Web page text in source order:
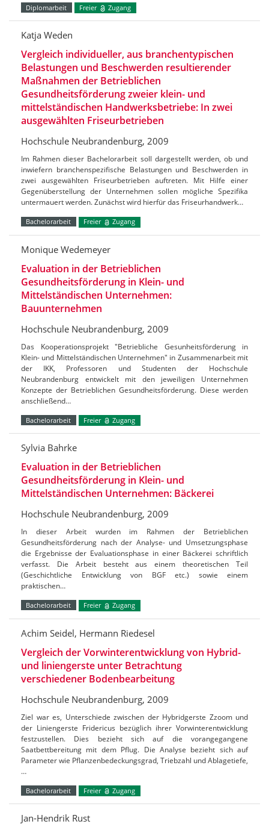
Diplomarbeit Freier Zugang
Katja Weden
Vergleich individueller, aus branchentypischen
Belastungen und Beschwerden resultierender
Maßnahmen der Betrieblichen
Gesundheitsförderung zweier klein- und
mittelständischen Handwerksbetriebe: In zwei
ausgewählten Friseurbetrieben
Hochschule Neubrandenburg, 2009
Im Rahmen dieser Bachelorarbeit soll dargestellt werden, ob und
inwiefern branchenspezifische Belastungen und Beschwerden in
zwei ausgewählten Friseurbetrieben auftreten. Mit Hilfe einer
Gegenüberstellung der Unternehmen sollen mögliche Spezifika
untermauert werden. Zunächst wird hierfür das Friseurhandwerk…
Bachelorarbeit Freier Zugang
Monique Wedemeyer
Evaluation in der Betrieblichen
Gesundheitsförderung in Klein- und
Mittelständischen Unternehmen:
Bauunternehmen
Hochschule Neubrandenburg, 2009
Das Kooperationsprojekt "Betriebliche Gesunheitsförderung in
Klein- und Mittelständischen Unternehmen" in Zusammenarbeit mit
der IKK, Professoren und Studenten der Hochschule
Neubrandenburg entwickelt mit den jeweiligen Unternehmen
Konzepte der Betrieblichen Gesundheitsförderung. Diese werden
anschließend…
Bachelorarbeit Freier Zugang
Sylvia Bahrke
Evaluation in der Betrieblichen
Gesundheitsförderung in Klein- und
Mittelständischen Unternehmen: Bäckerei
Hochschule Neubrandenburg, 2009
In dieser Arbeit wurden im Rahmen der Betrieblichen
Gesundheitsförderung nach der Analyse- und Umsetzungsphase
die Ergebnisse der Evaluationsphase in einer Bäckerei schriftlich
verfasst. Die Arbeit besteht aus einem theoretischen Teil
(Geschichtliche Entwicklung von BGF etc.) sowie einem
praktischen…
Bachelorarbeit Freier Zugang
Achim Seidel, Hermann Riedesel
Vergleich der Vorwinterentwicklung von Hybrid-
und liniengerste unter Betrachtung
verschiedener Bodenbearbeitung
Hochschule Neubrandenburg, 2009
Ziel war es, Unterschiede zwischen der Hybridgerste Zzoom und
der Liniengerste Fridericus bezüglich ihrer Vorwinterentwicklung
festzustellen. Dies bezieht sich auf die vorangegangene
Saatbettbereitung mit dem Pflug. Die Analyse bezieht sich auf
Parameter wie Pflanzenbedeckungsgrad, Triebzahl und Ablagetiefe,
…
Bachelorarbeit Freier Zugang
Jan-Hendrik Rust